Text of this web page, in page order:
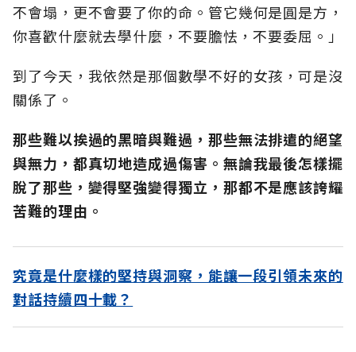
不會塌，更不會要了你的命。管它幾何是圓是方，
你喜歡什麼就去學什麼，不要膽怯，不要委屈。」
到了今天，我依然是那個數學不好的女孩，可是沒
關係了。
那些難以挨過的黑暗與難過，那些無法排遣的絕望
與無力，都真切地造成過傷害。無論我最後怎樣擺
脫了那些，變得堅強變得獨立，那都不是應該誇耀
苦難的理由。
究竟是什麼樣的堅持與洞察，能讓一段引領未來的
對話持續四十載？